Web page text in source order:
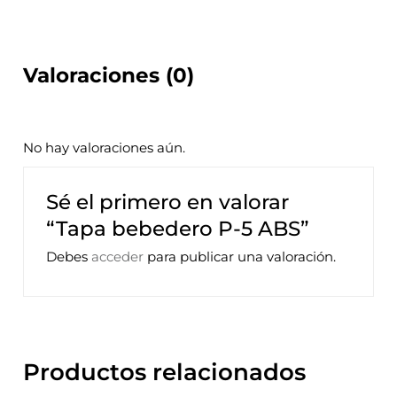
Valoraciones (0)
No hay valoraciones aún.
Sé el primero en valorar
“Tapa bebedero P-5 ABS”
Debes acceder para publicar una valoración.
Productos relacionados